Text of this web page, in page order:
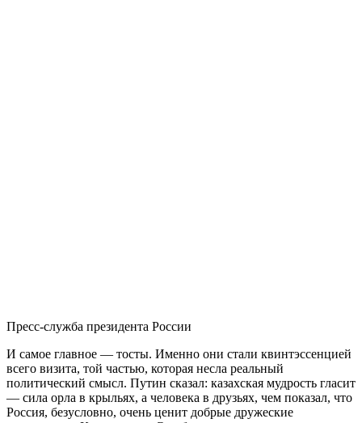
Пресс-служба президента России
И самое главное — тосты. Именно они стали квинтэссенцией
всего визита, той частью, которая несла реальный
политический смысл. Путин сказал: казахская мудрость гласит
— сила орла в крыльях, а человека в друзьях, чем показал, что
Россия, безусловно, очень ценит добрые дружеские